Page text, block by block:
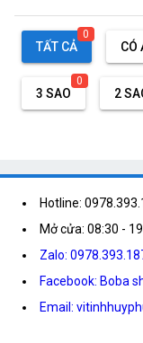
TẤT CẢ
0
CÓ
3 SAO
0
2
Hotline:
Mở cửa: 08:30 -
Zalo:
Facebook: Boba
Email: